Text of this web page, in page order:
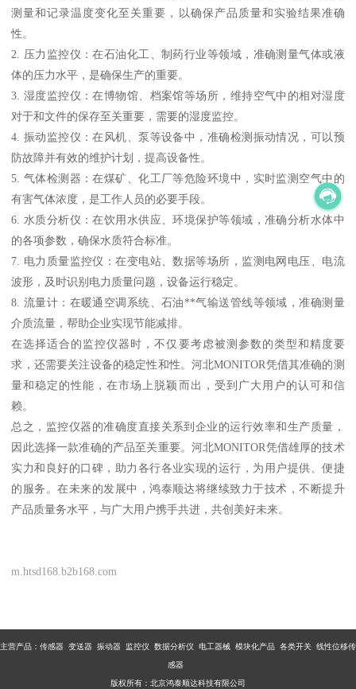
测量和记录温度变化至关重要，以确保产品质量和实验结果准确
性。
2. 压力监控仪：在石油化工、制药行业等领域，准确测量气体或液
体的压力水平，是确保生产的重要。
3. 湿度监控仪：在博物馆、档案馆等场所，维持空气中的相对湿度
对于和文件的保存至关重要，需要的湿度监控。
4. 振动监控仪：在风机、泵等设备中，准确检测振动情况，可以预
防故障并有效的维护计划，提高设备性。
5. 气体检测器：在煤矿、化工厂等危险环境中，实时监测空气中的
有害气体浓度，是工作人员的必要手段。
6. 水质分析仪：在饮用水供应、环境保护等领域，准确分析水体中
的各项参数，确保水质符合标准。
7. 电力质量监控仪：在变电站、数据等场所，监测电网电压、电流
波形，及时识别电力质量问题，设备运行稳定。
8. 流量计：在暖通空调系统、石油**气输送管线等领域，准确测量
介质流量，帮助企业实现节能减排。
在选择适合的监控仪器时，不仅要考虑被测参数的类型和精度要
求，还需要关注设备的稳定性和性。河北MONITOR凭借其准确的测
量和稳定的性能，在市场上脱颖而出，受到广大用户的认可和信
赖。
总之，监控仪器的准确度直接关系到企业的运行效率和生产质量，
因此选择一款准确的产品至关重要。河北MONITOR凭借雄厚的技术
实力和良好的口碑，助力各行各业实现的运行，为用户提供、便捷
的服务。在未来的发展中，鸿泰顺达将继续致力于技术，不断提升
产品质量务水平，与广大用户携手共进，共创美好未来。
m.htsd168.b2b168.com
主营产品：传感器 变送器 振动器 监控仪 数据分析仪 电工器械 模块化产品 各类开关 线性位移传
感器
版权所有：北京鸿泰顺达科技有限公司